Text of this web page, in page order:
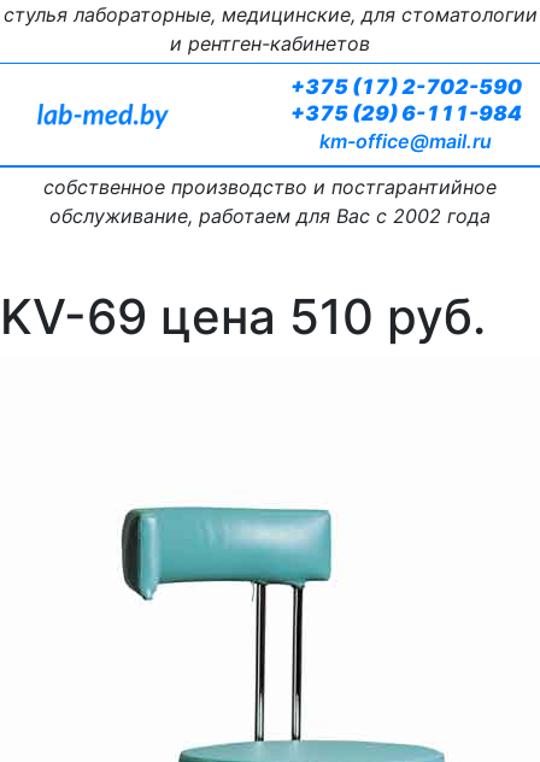
стулья лабораторные, медицинские, для стоматологии
и рентген-кабинетов
+375 (17) 2-702-590
+375 (29) 6-111-984
km-office@mail.ru
собственное производство и постгарантийное
обслуживание, работаем для Вас с 2002 года
KV-69 цена 510 руб.